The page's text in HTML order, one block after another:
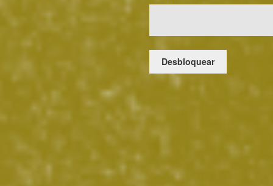
Desbloquear